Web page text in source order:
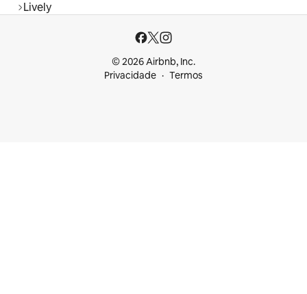
Lively
© 2026 Airbnb, Inc.
Privacidade
Termos